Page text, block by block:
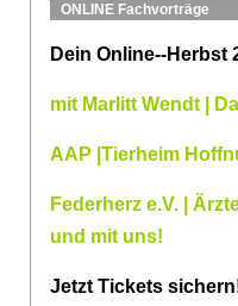
ONLINE Fachvorträge
Dein Online--Herbst
mit Marlitt Wendt |
AAP |Tierheim
Federherz e.V. |
und mit uns!
Jetzt Tickets